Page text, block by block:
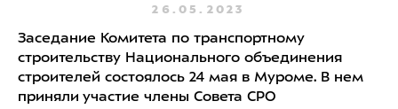
26.05.2023
Заседание Комитета по транспортному
строительству Национального объединения
строителей состоялось 24 мая в Муроме. В нем
приняли участие члены Совета СРО